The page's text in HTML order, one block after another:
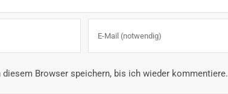
Browser speichern, bis ich wieder kommentiere.